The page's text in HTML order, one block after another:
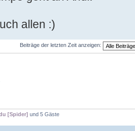
allen :)
Beiträge der letzten Zeit anzeigen:
[Spider] und 5 Gäste